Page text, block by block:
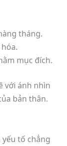
tháng.
mục đích.
với ánh nhìn
bản thân.
tố chẳng